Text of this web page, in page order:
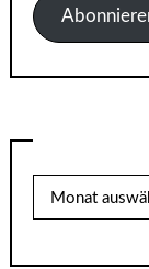
Adresse